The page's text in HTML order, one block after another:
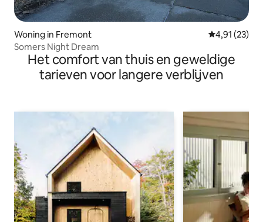
Woning in Fremont Gemiddelde
4,91 (23)
Somers Night Dream
Het comfort van thuis en geweldige
tarieven voor langere verblijven